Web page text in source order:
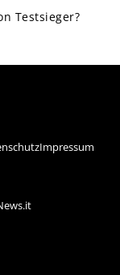
Testsieger?
Impressum